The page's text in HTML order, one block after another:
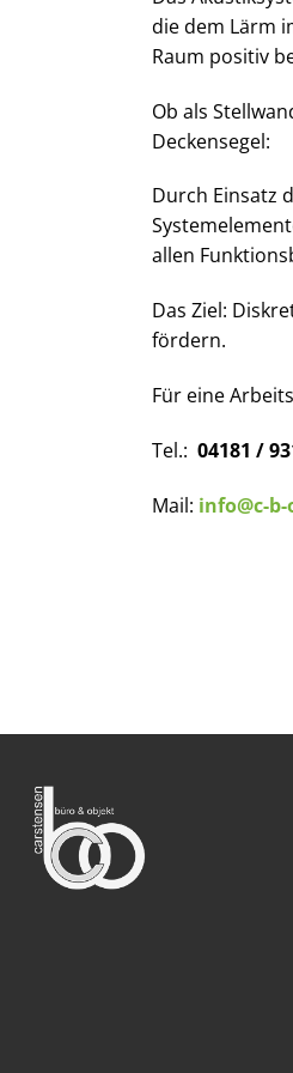
die dem Lärm
Raum positiv
Ob als
Deckensegel:
Durch Einsatz
allen
Das Ziel:
fördern.
Für eine
Tel.: 04181 /
Mail: info@c-